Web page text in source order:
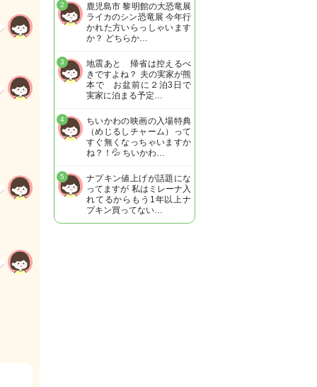
鹿児島市 黎明館の大恐竜展
ライカのシン恐竜展 今年行
かれた方いらっしゃいます
か？ どちらか…
2
地震あと 帰省は控えるべ
きですよね？ 夫の実家が熊
本で お盆前に２泊3日で
実家に泊まる予定…
3
ちいかわの映画の入場特典
（めじるしチャーム）って
すぐ無くなっちゃいますか
ね？！💦 ちいかわ…
4
ナプキン値上げが話題にな
ってますが 私はミレーナ入
れてるからもう1年以上ナ
プキン買ってない…
5